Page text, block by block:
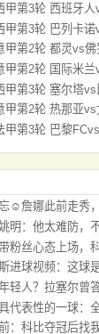
甲第3轮 西班牙
甲第3轮 巴列卡
甲第2轮 都灵vs
甲第2轮 国际米
甲第3轮 塞尔塔
甲第2轮 热那亚
甲第3轮 巴黎
☺️詹娜此前走秀
明：他太难防，
粉丝心态上场，
进球视频：这球
轻人？拉塞尔曾
代表性的一球：
：科比夺冠后找